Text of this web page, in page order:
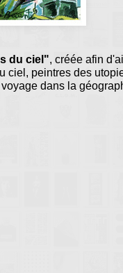
du ciel", créée afin
ciel, peintres des
dans la